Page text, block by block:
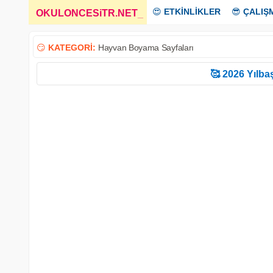
OKULONCESiTR.NET 😍 ETKİNLİKLER 😎
😏 KATEGORİ: Hayvan Boyama Sayfaları
🥰 2026